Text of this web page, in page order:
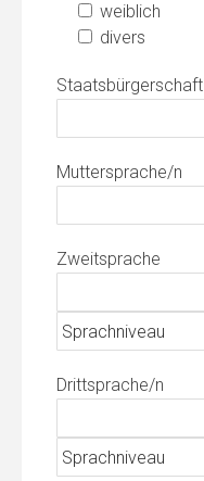
weiblich
divers
Staatsbürgerschaft
Muttersprache/n
Zweitsprache
Drittsprache/n